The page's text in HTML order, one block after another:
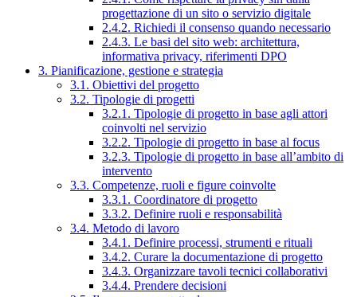
progettazione di un sito o servizio digitale
2.4.2. Richiedi il consenso quando necessario
2.4.3. Le basi del sito web: architettura,
informativa privacy, riferimenti DPO
3. Pianificazione, gestione e strategia
3.1. Obiettivi del progetto
3.2. Tipologie di progetti
3.2.1. Tipologie di progetto in base agli attori
coinvolti nel servizio
3.2.2. Tipologie di progetto in base al focus
3.2.3. Tipologie di progetto in base all’ambito di
intervento
3.3. Competenze, ruoli e figure coinvolte
3.3.1. Coordinatore di progetto
3.3.2. Definire ruoli e responsabilità
3.4. Metodo di lavoro
3.4.1. Definire processi, strumenti e rituali
3.4.2. Curare la documentazione di progetto
3.4.3. Organizzare tavoli tecnici collaborativi
3.4.4. Prendere decisioni